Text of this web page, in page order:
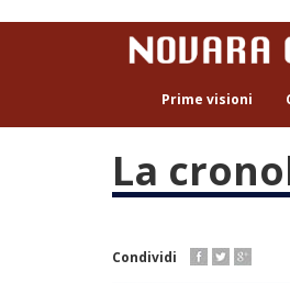
Prime visioni
La
Condividi